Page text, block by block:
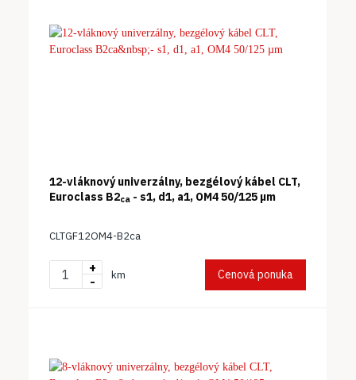
12-vláknový univerzálny, bezgélový kábel CLT,
Euroclass B2ca - s1, d1, a1, OM4 50/125 µm
CLTGF12OM4-B2ca
+
-
km Cenová ponuka